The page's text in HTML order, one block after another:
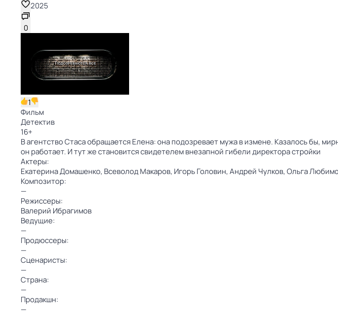
2025
0
1
Фильм
Детектив
16+
В агентство Стаса обращается Елена: она подозревает мужа в измене. Казалось бы,
он работает. И тут же становится свидетелем внезапной гибели директора стройки
Актеры:
Екатерина Домашенко, Всеволод Макаров, Игорь Головин,Андрей Чулков,Ольга
Композитор:
—
Режиссеры:
Валерий Ибрагимов
Ведущие:
—
Продюссеры:
—
Сценаристы:
—
Страна:
—
Продакшн:
—